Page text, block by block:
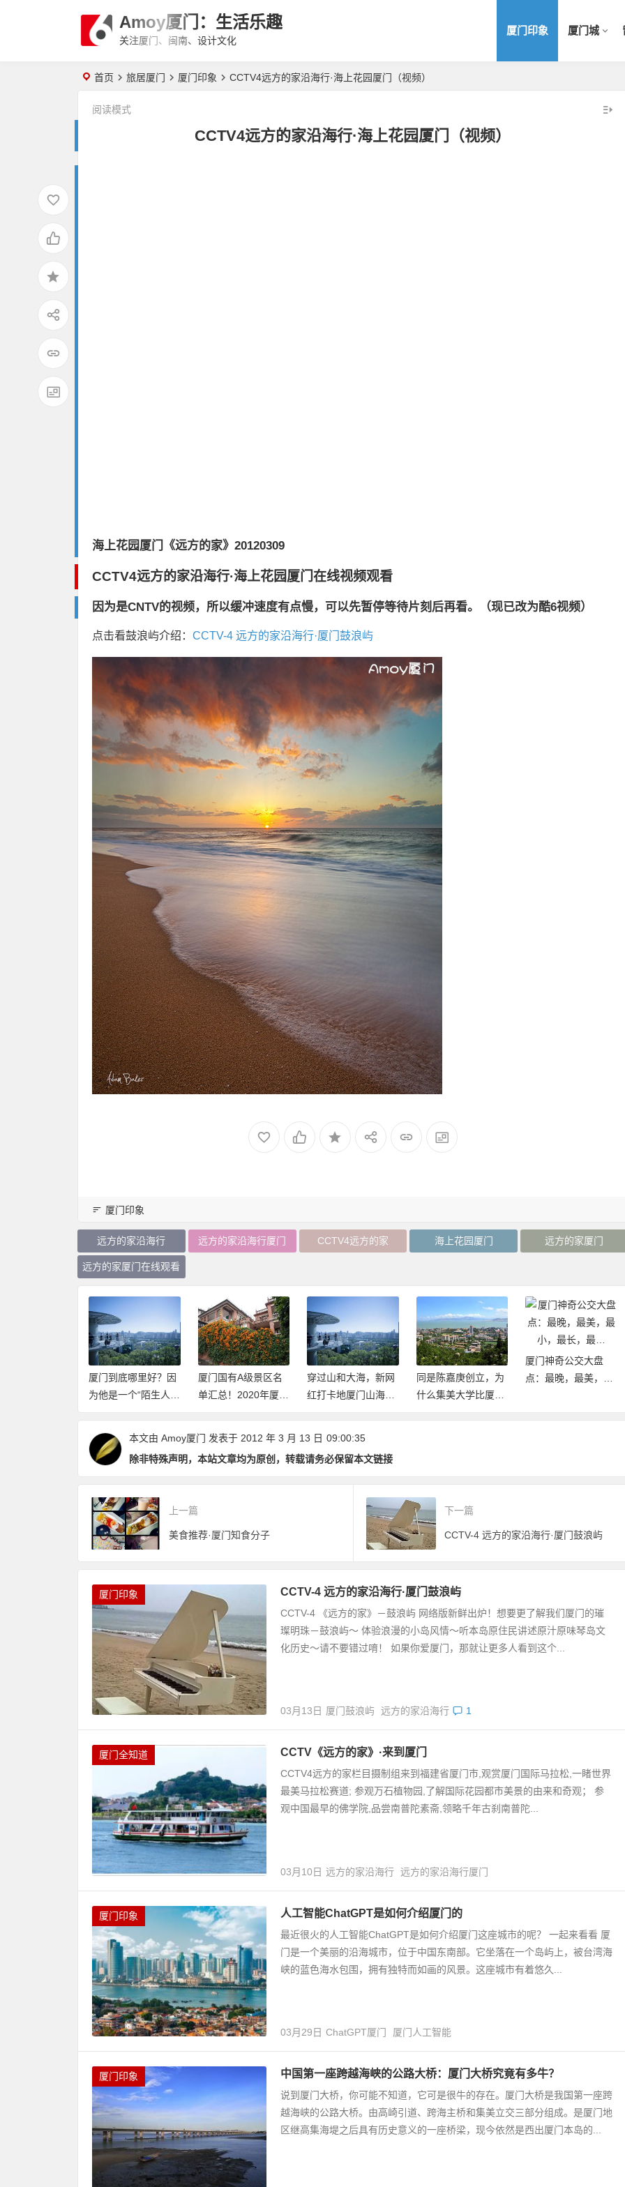
Amoy厦门：生活乐趣
关注厦门、闽南、设计文化
厦门印象 厦门城
首页 旅居厦门 厦门印象 CCTV4远方的家沿海行·海上花园厦门（视频）
CCTV4远方的家沿海行·海上花园厦门（视频）
阅读模式
海上花园厦门《远方的家》20120309
CCTV4远方的家沿海行·海上花园厦门在线视频观看
因为是CNTV的视频，所以缓冲速度有点慢，可以先暂停等待片刻后再看。（现已改为酷6视频）
点击看鼓浪屿介绍： CCTV-4 远方的家沿海行·厦门鼓浪屿
厦门印象
远方的家沿海行 远方的家沿海行厦门 CCTV4远方的家 海上花园厦门 远方的家厦门
远方的家厦门在线观看
厦门到底哪里好？因
为他是一个“陌生人”
社会（推荐阅读）
厦门国有A级景区名
单汇总！2020年厦门
这些景点免费开放
穿过山和大海，新网
红打卡地厦门山海健
康步道2020年元旦开
同是陈嘉庚创立，为
什么集美大学比厦大
建立的早却不是985/
厦门神奇公交大盘
点：最晚，最美，最
本文由 Amoy厦门 发表于 2012 年 3 月 13 日 09:00:35
除非特殊声明，本站文章均为原创，转载请务必保留本文链接
上一篇
美食推荐·厦门知食分子
下一篇
CCTV-4 远方的家沿海行·厦门鼓浪屿
厦门印象 CCTV-4 远方的家沿海行·厦门鼓浪屿
CCTV-4 《远方的家》－鼓浪屿 网络版新鲜出炉！想要更了解我们厦门的璀
璨明珠－鼓浪屿～ 体验浪漫的小岛风情～听本岛原住民讲述原汁原味琴岛文
化历史～请不要错过唷！ 如果你爱厦门，那就让更多人看到这个...
03月13日 厦门鼓浪屿 远方的家沿海行 1
厦门全知道 CCTV《远方的家》·来到厦门
CCTV4远方的家栏目摄制组来到福建省厦门市,观赏厦门国际马拉松,一睹世界
最美马拉松赛道; 参观万石植物园,了解国际花园都市美景的由来和奇观； 参
观中国最早的佛学院,品尝南普陀素斋,领略千年古刹南普陀...
03月10日 远方的家沿海行 远方的家沿海行厦门
厦门印象 人工智能ChatGPT是如何介绍厦门的
最近很火的人工智能ChatGPT是如何介绍厦门这座城市的呢？ 一起来看看 厦
门是一个美丽的沿海城市，位于中国东南部。它坐落在一个岛屿上，被台湾海
峡的蓝色海水包围，拥有独特而如画的风景。这座城市有着悠久...
03月29日 ChatGPT厦门 厦门人工智能
厦门印象 中国第一座跨越海峡的公路大桥：厦门大桥究竟有多牛？
说到厦门大桥，你可能不知道，它可是很牛的存在。厦门大桥是我国第一座跨
越海峡的公路大桥。由高崎引道、跨海主桥和集美立交三部分组成。是厦门地
区继高集海堤之后具有历史意义的一座桥梁，现今依然是西出厦门本岛的...